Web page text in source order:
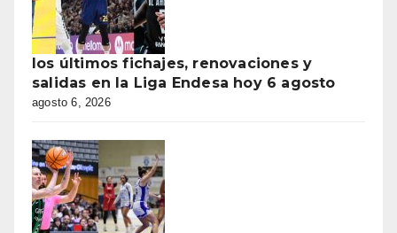
los últimos fichajes, renovaciones y
salidas en la Liga Endesa hoy 6 agosto
agosto 6, 2026